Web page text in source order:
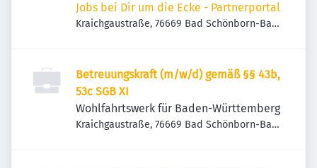
Jobs bei Dir um die Ecke - Partnerportal
Kraichgaustraße, 76669 Bad Schönborn-Bad
Betreuungskraft (m/w/d) gemäß §§ 43b,
53c SGB XI
Wohlfahrtswerk für Baden-Württemberg
Kraichgaustraße, 76669 Bad Schönborn-Bad